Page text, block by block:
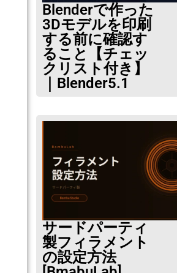
Blenderで作った
3Dモデルを印刷
する前に確認す
ること【チェッ
クリスト付き】
｜Blender5.1
サードパーティ
製フィラメント
の設定方法